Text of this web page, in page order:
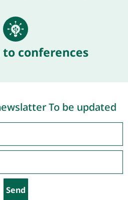
conferences
To be updated
Send